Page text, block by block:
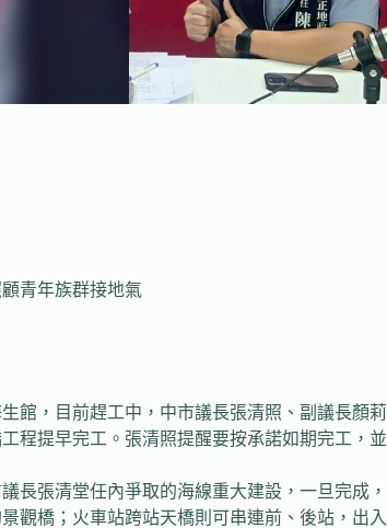
青年族群接地氣
，目前趕工中，中市議長張清照、副議長顏
程提早完工。張清照提醒要按承諾如期完工，
張清堂任內爭取的海線重大建設，一旦完成
觀橋；火車站跨站天橋則可串連前、後站，出